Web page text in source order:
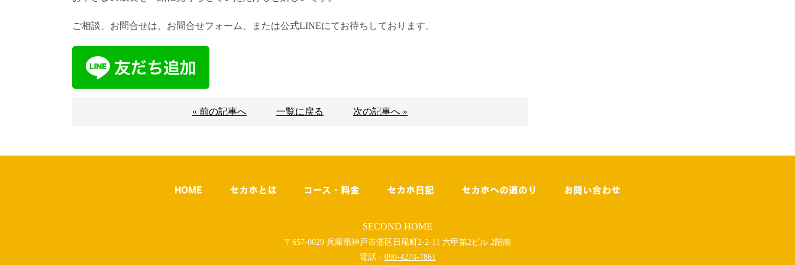
ご相談、お問合せは、お問合せフォーム、または公式LINEにてお待ちしております。
« 前の記事へ 一覧に戻る 次の記事へ »
HOME セカホとは コース・料金 セカホ日記 セカホへの道のり お問い合わせ
SECOND HOME
〒657-0029 兵庫県神戸市灘区日尾町2-2-11 六甲第2ビル 2階南
電話： 090-4274-7861